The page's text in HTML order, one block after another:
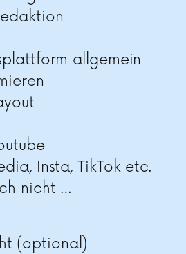
allgemein
Insta, TikTok etc.
nicht …
(optional)